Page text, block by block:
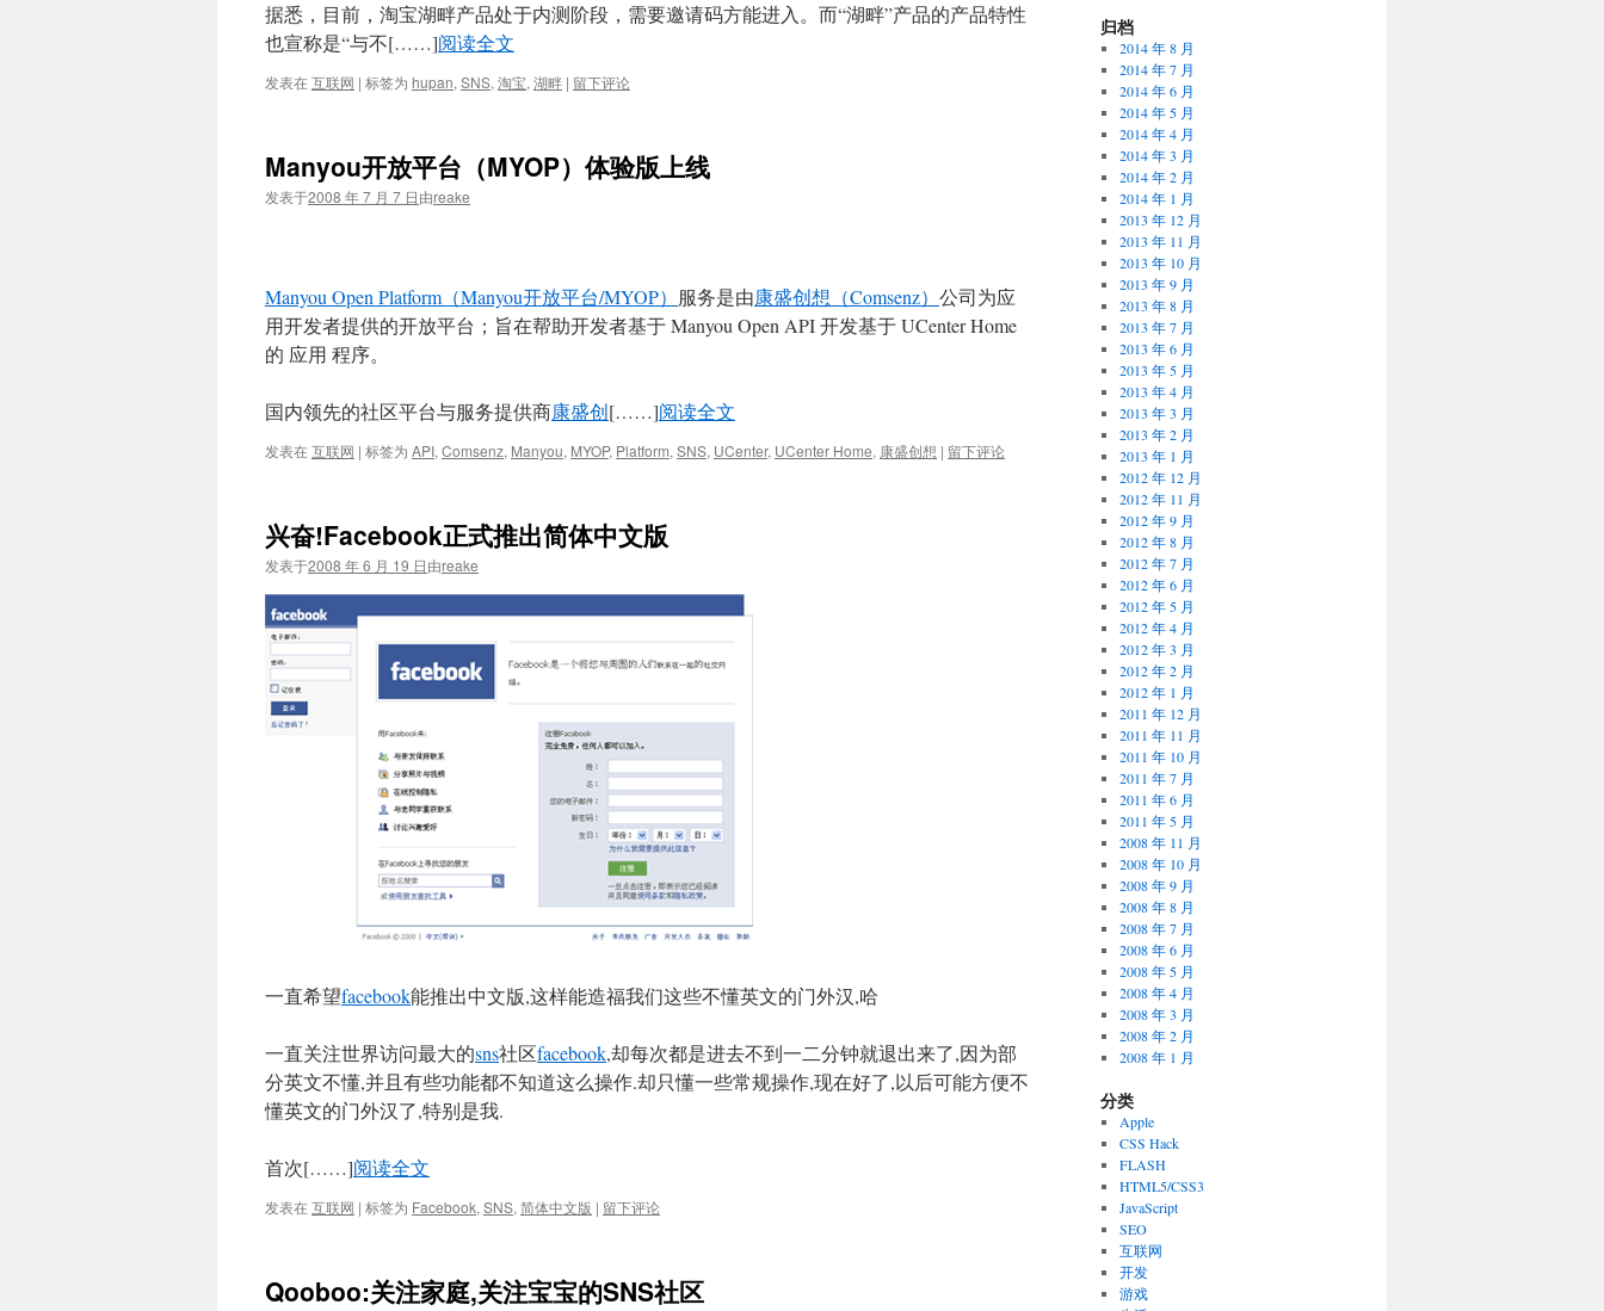
据悉，目前，淘宝湖畔产品处于内测阶段，需要邀请码方能进入。而“湖畔”产品的产品特性
也宣称是“与不[……]阅读全文
发表在互联网 | 标签为 hupan, SNS, 淘宝, 湖畔 | 留下评论
Manyou开放平台（MYOP）体验版上线
发表于2008 年 7 月 7 日由reake
Manyou Open Platform（Manyou开放平台/MYOP） 服务是由康盛创想（Comsenz） 公司为应
用开发者提供的开放平台；旨在帮助开发者基于 Manyou Open API 开发基于 UCenter Home
的 应用 程序。
国内领先的社区平台与服务提供商康盛创[……]阅读全文
发表在互联网 | 标签为 API, Comsenz, Manyou, MYOP, Platform, SNS, UCenter, UCenter Home, 康盛创想 | 留下评论
兴奋!Facebook正式推出简体中文版
发表于2008 年 6 月 19 日由reake
一直希望facebook能推出中文版,这样能造福我们这些不懂英文的门外汉,哈
一直关注世界访问最大的sns社区facebook,却每次都是进去不到一二分钟就退出来了,因为部
分英文不懂,并且有些功能都不知道这么操作.却只懂一些常规操作,现在好了,以后可能方便不
懂英文的门外汉了,特别是我.
首次[……]阅读全文
发表在互联网 | 标签为 Facebook, SNS, 简体中文版 | 留下评论
Qooboo:关注家庭,关注宝宝的SNS社区
归档
2014 年 8 月
2014 年 7 月
2014 年 6 月
2014 年 5 月
2014 年 4 月
2014 年 3 月
2014 年 2 月
2014 年 1 月
2013 年 12 月
2013 年 11 月
2013 年 10 月
2013 年 9 月
2013 年 8 月
2013 年 7 月
2013 年 6 月
2013 年 5 月
2013 年 4 月
2013 年 3 月
2013 年 2 月
2013 年 1 月
2012 年 12 月
2012 年 11 月
2012 年 9 月
2012 年 8 月
2012 年 7 月
2012 年 6 月
2012 年 5 月
2012 年 4 月
2012 年 3 月
2012 年 2 月
2012 年 1 月
2011 年 12 月
2011 年 11 月
2011 年 10 月
2011 年 7 月
2011 年 6 月
2011 年 5 月
2008 年 11 月
2008 年 10 月
2008 年 9 月
2008 年 8 月
2008 年 7 月
2008 年 6 月
2008 年 5 月
2008 年 4 月
2008 年 3 月
2008 年 2 月
2008 年 1 月
分类
Apple
CSS Hack
FLASH
HTML5/CSS3
JavaScript
SEO
互联网
开发
游戏